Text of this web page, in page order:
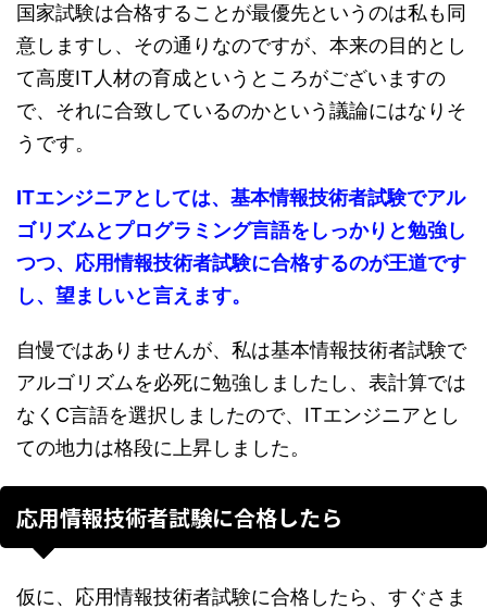
国家試験は合格することが最優先というのは私も同
意しますし、その通りなのですが、本来の目的とし
て高度IT人材の育成というところがございますの
で、それに合致しているのかという議論にはなりそ
うです。
ITエンジニアとしては、基本情報技術者試験でアル
ゴリズムとプログラミング言語をしっかりと勉強し
つつ、応用情報技術者試験に合格するのが王道です
し、望ましいと言えます。
自慢ではありませんが、私は基本情報技術者試験で
アルゴリズムを必死に勉強しましたし、表計算では
なくC言語を選択しましたので、ITエンジニアとし
ての地力は格段に上昇しました。
応用情報技術者試験に合格したら
仮に、応用情報技術者試験に合格したら、すぐさま